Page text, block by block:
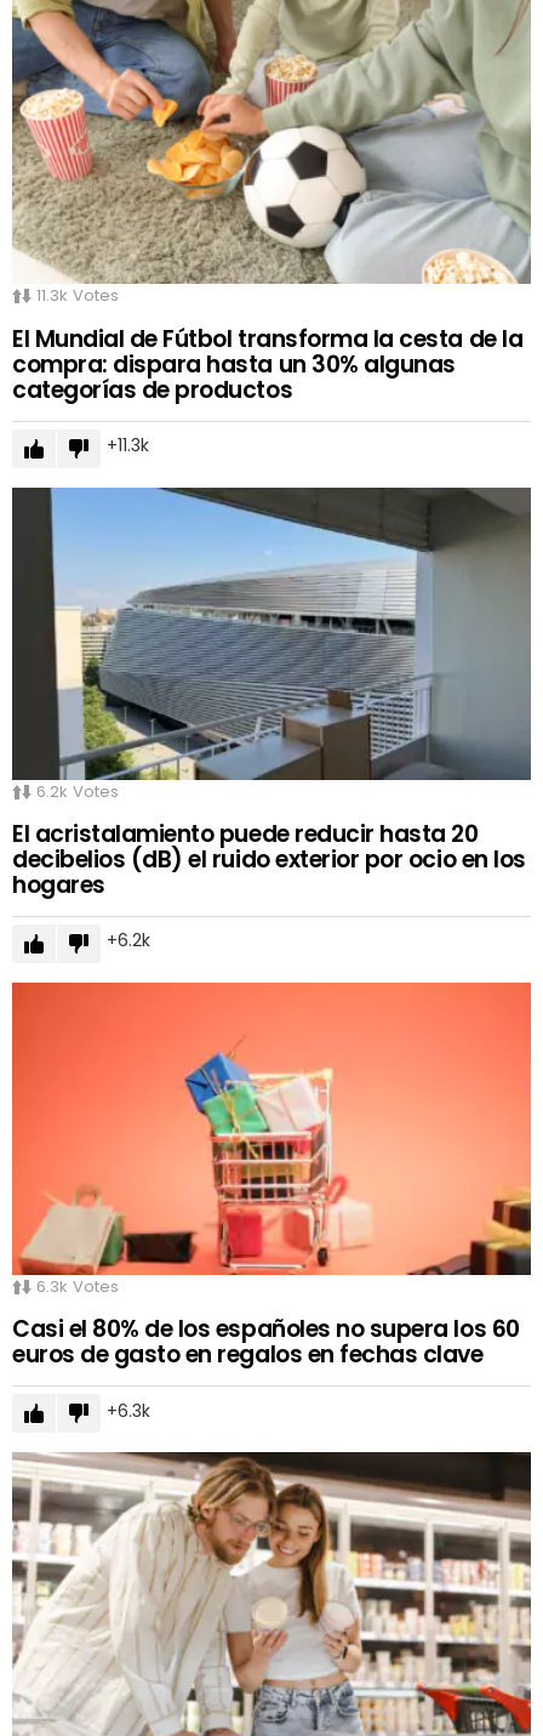
11.3k Votes
El Mundial de Fútbol transforma la cesta de la
compra: dispara hasta un 30% algunas
categorías de productos
11.3k
6.2k Votes
El acristalamiento puede reducir hasta 20
decibelios (dB) el ruido exterior por ocio en los
hogares
6.2k
6.3k Votes
Casi el 80% de los españoles no supera los 60
euros de gasto en regalos en fechas clave
6.3k